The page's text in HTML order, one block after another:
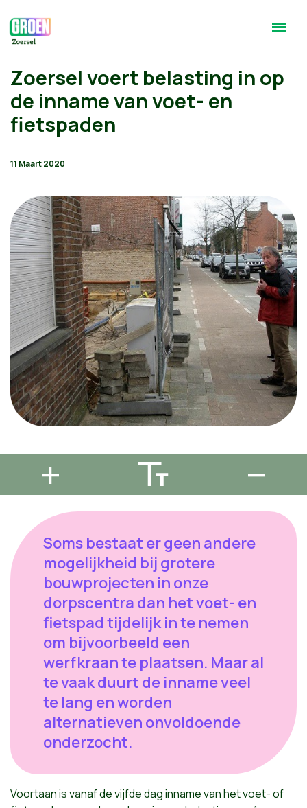
Zoersel voert belasting in op
de inname van voet- en
fietspaden
11 Maart 2020
Soms bestaat er geen andere
mogelijkheid bij grotere
bouwprojecten in onze
dorpscentra dan het voet- en
fietspad tijdelijk in te nemen
om bijvoorbeeld een
werfkraan te plaatsen. Maar al
te vaak duurt de inname veel
te lang en worden
alternatieven onvoldoende
onderzocht.
Voortaan is vanaf de vijfde dag inname van het voet- of